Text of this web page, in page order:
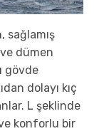
sağlamış
dümen
gövde
dolayı kıç
L şeklinde
konforlu bir